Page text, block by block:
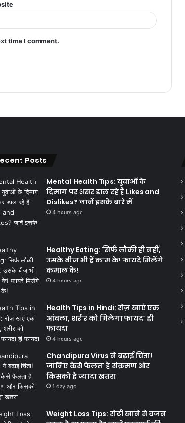
time I comment.
Posts
Mental Health Tips: युवाओं के
दिमाग पर असर डाल रहे हैं Likes and
Dislikes? जानें इसके बारे में
4 hours ago
Healthy Eating: सिर्फ लौकी ही नहीं,
उसके बीज भी हैं काम के! फायदे मिलेंगे
कमाल के!
4 hours ago
Health Tips in Hindi: रोज़ खाएं एक
आंवला, शरीर को मिलेगा फायदा ही
फायदा
4 hours ago
Chandipura Virus ने बढ़ाई चिंता!
जानिए कैसे फैलता है संक्रमण और
किसको है ज्यादा खतरा
1 day ago
Weight Loss Tips: रोटी खाने से वजन